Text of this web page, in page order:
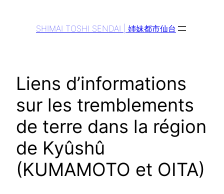
SHIMAI TOSHI SENDAI | 姉妹都市仙台
Liens d’informations
sur les tremblements
de terre dans la région
de Kyûshû
(KUMAMOTO et OITA)